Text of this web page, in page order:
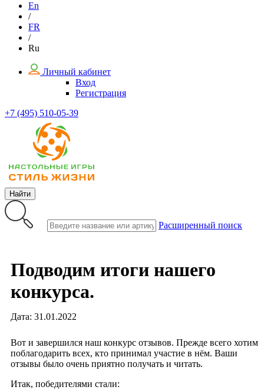
En
/
FR
/
Ru
Личный кабинет
Вход
Регистрация
+7 (495) 510-05-39
Найти
Расширенный поиск
Подводим итоги нашего
конкурса.
Дата: 31.01.2022
Вот и завершился наш конкурс отзывов. Прежде всего хотим
поблагодарить всех, кто принимал участие в нём. Ваши
отзывы было очень приятно получать и читать.
Итак, победителями стали: